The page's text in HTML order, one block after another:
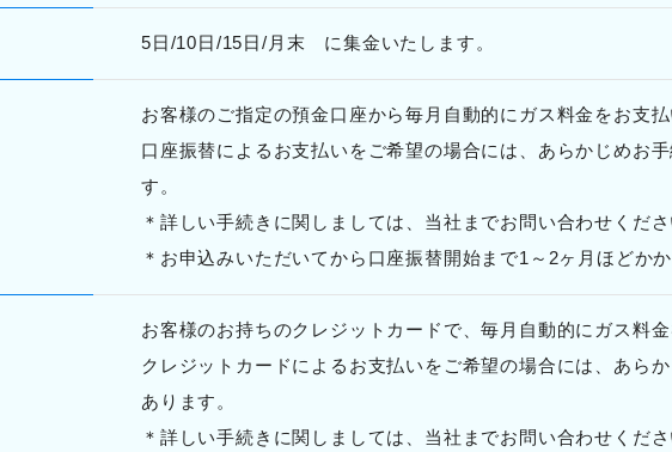
5日/10日/15日/月末 に集金いたします。
お客様のご指定の預金口座から毎月自動的にガス料金をお支払
口座振替によるお支払いをご希望の場合には、あらかじめお
す。
＊詳しい手続きに関しましては、当社までお問い合わせくださ
＊お申込みいただいてから口座振替開始まで1～2ヶ月ほどか
お客様のお持ちのクレジットカードで、毎月自動的にガス料
クレジットカードによるお支払いをご希望の場合には、あら
あります。
＊詳しい手続きに関しましては、当社までお問い合わせくださ